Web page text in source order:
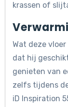
krassen of
Wat deze
dat hij
genieten van
zelfs tijdens
iD Inspiration